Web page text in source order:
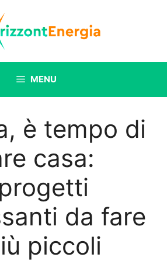
MENU
è tempo di
casa:
da fare
piccoli